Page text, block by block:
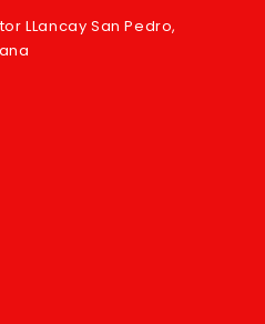
LLancay San Pedro,